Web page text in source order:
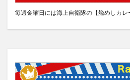
毎週金曜日には海上自衛隊の【艦めしカレ